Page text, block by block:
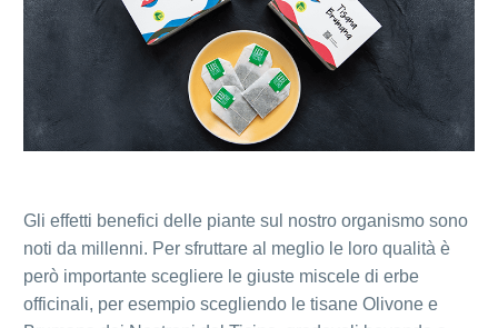
Gli effetti benefici delle piante sul nostro organismo sono
noti da millenni. Per sfruttare al meglio le loro qualità è
però importante scegliere le giuste miscele di erbe
officinali, per esempio scegliendo le tisane Olivone e